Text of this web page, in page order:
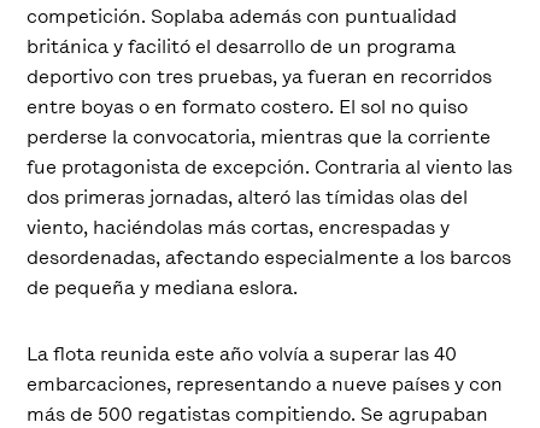
competición. Soplaba además con puntualidad
británica y facilitó el desarrollo de un programa
deportivo con tres pruebas, ya fueran en recorridos
entre boyas o en formato costero. El sol no quiso
perderse la convocatoria, mientras que la corriente
fue protagonista de excepción. Contraria al viento las
dos primeras jornadas, alteró las tímidas olas del
viento, haciéndolas más cortas, encrespadas y
desordenadas, afectando especialmente a los barcos
de pequeña y mediana eslora.
La flota reunida este año volvía a superar las 40
embarcaciones, representando a nueve países y con
más de 500 regatistas compitiendo. Se agrupaban